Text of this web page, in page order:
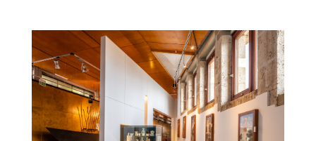
MUSEO D’ARTE SIAMESE